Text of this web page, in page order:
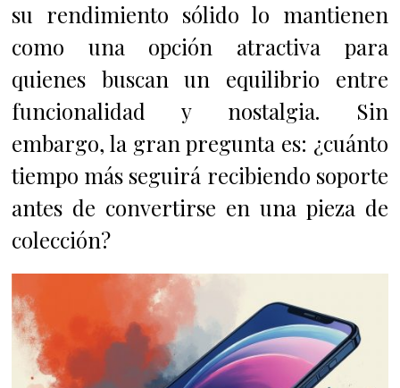
su rendimiento sólido lo mantienen
como una opción atractiva para
quienes buscan un equilibrio entre
funcionalidad y nostalgia. Sin
embargo, la gran pregunta es: ¿cuánto
tiempo más seguirá recibiendo soporte
antes de convertirse en una pieza de
colección?